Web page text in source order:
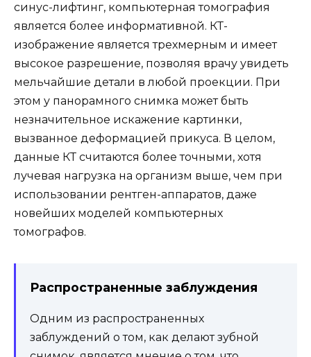
синус-лифтинг, компьютерная томография
является более информативной. КТ-
изображение является трехмерным и имеет
высокое разрешение, позволяя врачу увидеть
мельчайшие детали в любой проекции. При
этом у панорамного снимка может быть
незначительное искажение картинки,
вызванное деформацией прикуса. В целом,
данные КТ считаются более точными, хотя
лучевая нагрузка на организм выше, чем при
использовании рентген-аппаратов, даже
новейших моделей компьютерных
томографов.
Распространенные заблуждения
Одним из распространенных
заблуждений о том, как делают зубной